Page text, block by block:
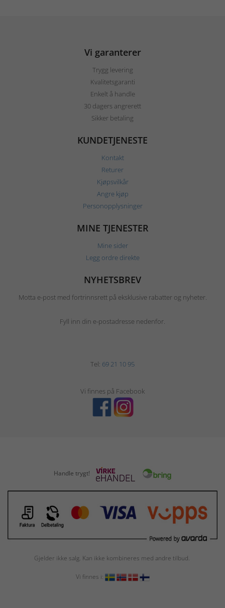
Vi garanterer
Trygg levering
Kvalitetsgaranti
Enkelt å handle
30 dagers angrerett
Sikker betaling
KUNDETJENESTE
Kontakt
Returer
Kjøpsvilkår
Angre kjøp
Personopplysninger
MINE TJENESTER
Mine sider
Legg ordre direkte
NYHETSBREV
Motta e-post med fortrinnsrett på eksklusive rabatter og nyheter.
Fyll inn din e-postadresse nedenfor.
Tel: 69 21 10 95
Vi finnes på Facebook
Handle trygt!
Gjelder ikke salg. Kan ikke kombineres med andre tilbud.
Vi finnes i: